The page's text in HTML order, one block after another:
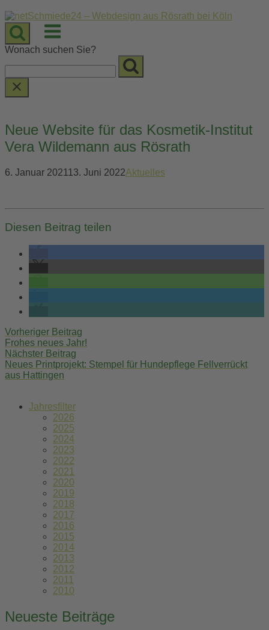
Skip
to
content
Menu
Wonach suchen Sie?
Neue Website für das Kosmetik-Institut
Vera Wildemann aus Rösrath
6. Januar 2021 13. Juni 2022Aktuelles
Diesen Beitrag teilen
Post
navigation
Vorheriger Beitrag
Frohes neues Jahr!
Nächster Beitrag
Neues Printprojekt: Stempel für Hundepflege Fellverrückt
aus Hattingen
Jahresfilter
2026
2025
2024
2023
2022
2021
2020
2019
2018
2017
2016
2015
2014
2013
2012
2011
2010
Neueste Beiträge